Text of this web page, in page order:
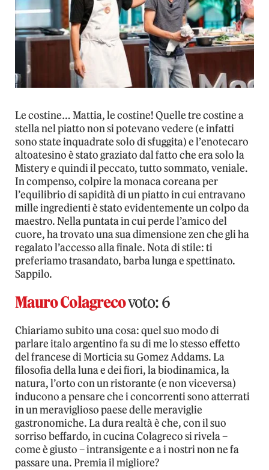
Le costine… Mattia, le costine! Quelle tre costine a
stella nel piatto non si potevano vedere (e infatti
sono state inquadrate solo di sfuggita) e l’enotecaro
altoatesino è stato graziato dal fatto che era solo la
Mistery e quindi il peccato, tutto sommato, veniale.
In compenso, colpire la monaca coreana per
l’equilibrio di sapidità di un piatto in cui entravano
mille ingredienti è stato evidentemente un colpo da
maestro. Nella puntata in cui perde l’amico del
cuore, ha trovato una sua dimensione zen che gli ha
regalato l’accesso alla finale. Nota di stile: ti
preferiamo trasandato, barba lunga e spettinato.
Sappilo.
Mauro Colagrecovoto: 6
Chiariamo subito una cosa: quel suo modo di
parlare italo argentino fa su di me lo stesso effetto
del francese di Morticia su Gomez Addams. La
filosofia della luna e dei fiori, la biodinamica, la
natura, l’orto con un ristorante (e non viceversa)
inducono a pensare che i concorrenti sono atterrati
in un meraviglioso paese delle meraviglie
gastronomiche. La dura realtà è che, con il suo
sorriso beffardo, in cucina Colagreco si rivela –
come è giusto – intransigente e a i nostri non ne fa
passare una. Premia il migliore?